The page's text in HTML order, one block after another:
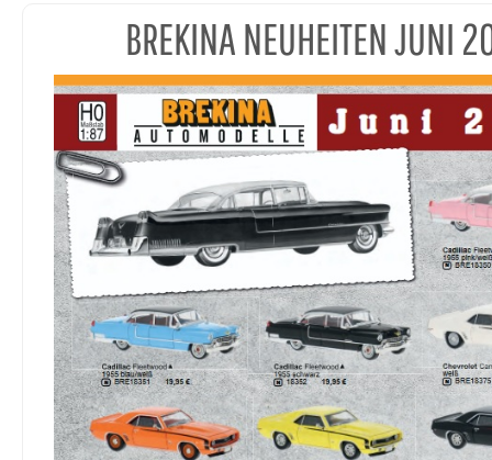
BREKINA NEUHEITEN JUNI